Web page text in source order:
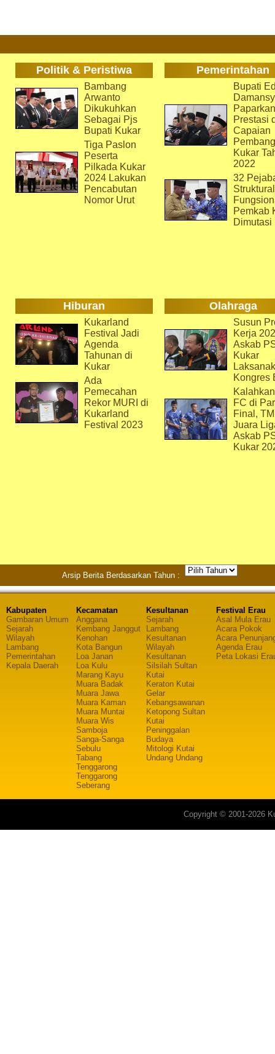
Politik & Peristiwa Pemerintahan
Bambang
Arwanto
Dikukuhkan
Sebagai Pjs
Bupati Kukar
Tiga Paslon
Peserta
Pilkada Kukar
2024 Lakukan
Pencabutan
Nomor Urut
Bupati
Paparkan
Prestasi
Capaian
Kukar
2022
32
Pemkab
Dimutasi
Hiburan Olahraga
Kukarland
Festival Jadi
Agenda
Tahunan di
Kukar
Ada
Pemecahan
Rekor MURI di
Kukarland
Festival 2023
Susun
Kerja
Askab
Kukar
Kongres
FC di
Final,
Juara
Askab
Kukar
Arsip Berita Berdasarkan Tahun :
Kabupaten
Gambaran Umum
Sejarah
Wilayah
Lambang
Pemerintahan
Kepala Daerah
Kecamatan
Anggana
Kembang Janggut
Kenohan
Kota Bangun
Loa Janan
Loa Kulu
Marang Kayu
Muara Badak
Muara Jawa
Muara Kaman
Muara Muntai
Muara Wis
Samboja
Sanga-Sanga
Sebulu
Tabang
Tenggarong
Tenggarong
Seberang
Kesultanan
Sejarah
Lambang
Kesultanan
Wilayah
Kesultanan
Silsilah Sultan
Kutai
Keraton Kutai
Gelar
Kebangsawanan
Ketopong Sultan
Kutai
Peninggalan
Budaya
Mitologi Kutai
Undang Undang
Festival Erau
Asal Mula Erau
Acara Pokok
Acara
Agenda Erau
Peta Lokasi
Copyright © 2001-2026